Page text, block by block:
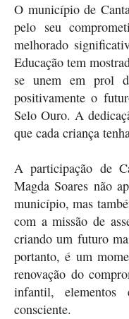
O município de
pelo seu
melhorado
Educação tem
se unem em prol
positivamente o
Selo Ouro. A
que cada criança
A participação de
Magda Soares não
município, mas
com a missão de
criando um futuro
portanto, é um
renovação do
infantil,
consciente.